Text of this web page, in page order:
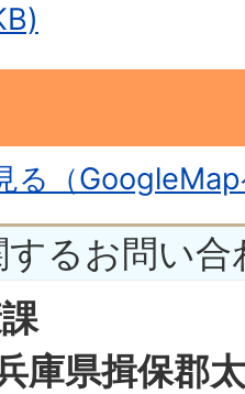
る（
するお問い合
庫県揖保郡